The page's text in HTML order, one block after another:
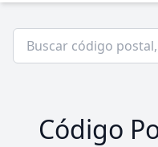
Código